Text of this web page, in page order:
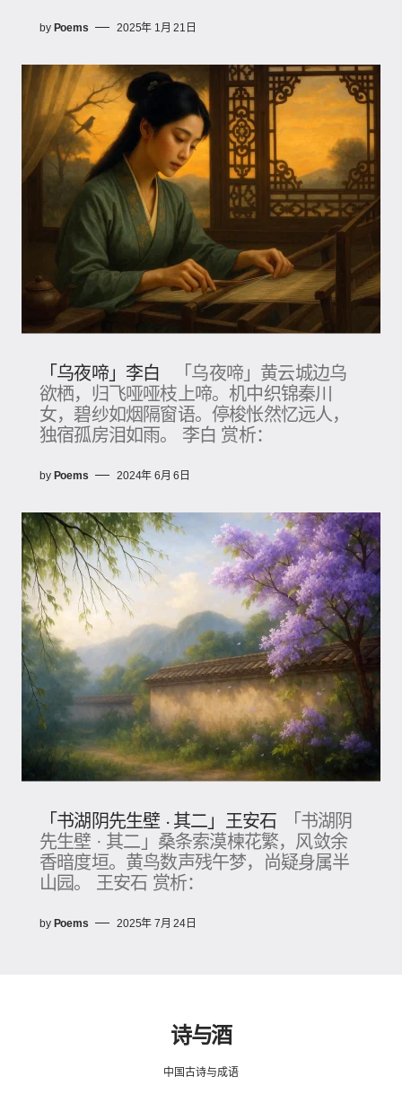
by Poems 2025年 1月 21日
「乌夜啼」李白
「乌夜啼」黄云城边乌
欲栖，归飞哑哑枝上啼。机中织锦秦川
女，碧纱如烟隔窗语。停梭怅然忆远人，
独宿孤房泪如雨。 李白 赏析：
by Poems 2024年 6月 6日
「书湖阴先生壁 · 其二」王安石
「书湖阴
先生壁 · 其二」桑条索漠楝花繁，风敛余
香暗度垣。黄鸟数声残午梦，尚疑身属半
山园。 王安石 赏析：
by Poems 2025年 7月 24日
诗与酒
中国古诗与成语